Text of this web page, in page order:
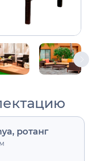
ротанг